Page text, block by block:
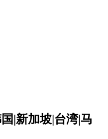
|新加坡|台湾|马